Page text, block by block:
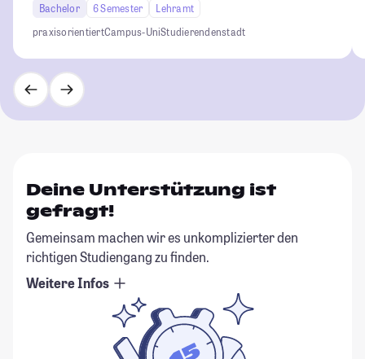
Bachelor 6 Semester
Lehramt
praxisorientiertCampus-UniStudierendenstadt
Deine Unterstützung ist
gefragt!
Gemeinsam machen wir es unkomplizierter den
richtigen Studiengang zu finden.
Weitere Infos